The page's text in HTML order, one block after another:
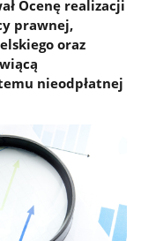
Ocenę realizacji
prawnej,
oraz
nieodpłatnej